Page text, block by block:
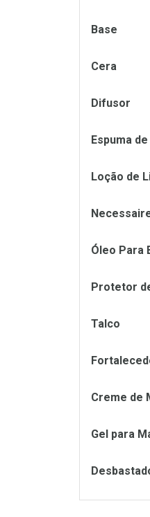
Base
Cera
Difusor
Espuma
Loção de
Óleo Para
Protetor
Talco
Creme de
Gel para